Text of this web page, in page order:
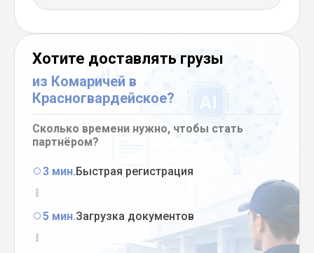
Хотите доставлять грузы
из Комаричей в
Красногвардейское?
Сколько времени нужно, чтобы стать
партнёром?
3 мин.Быстрая регистрация
5 мин.Загрузка документов